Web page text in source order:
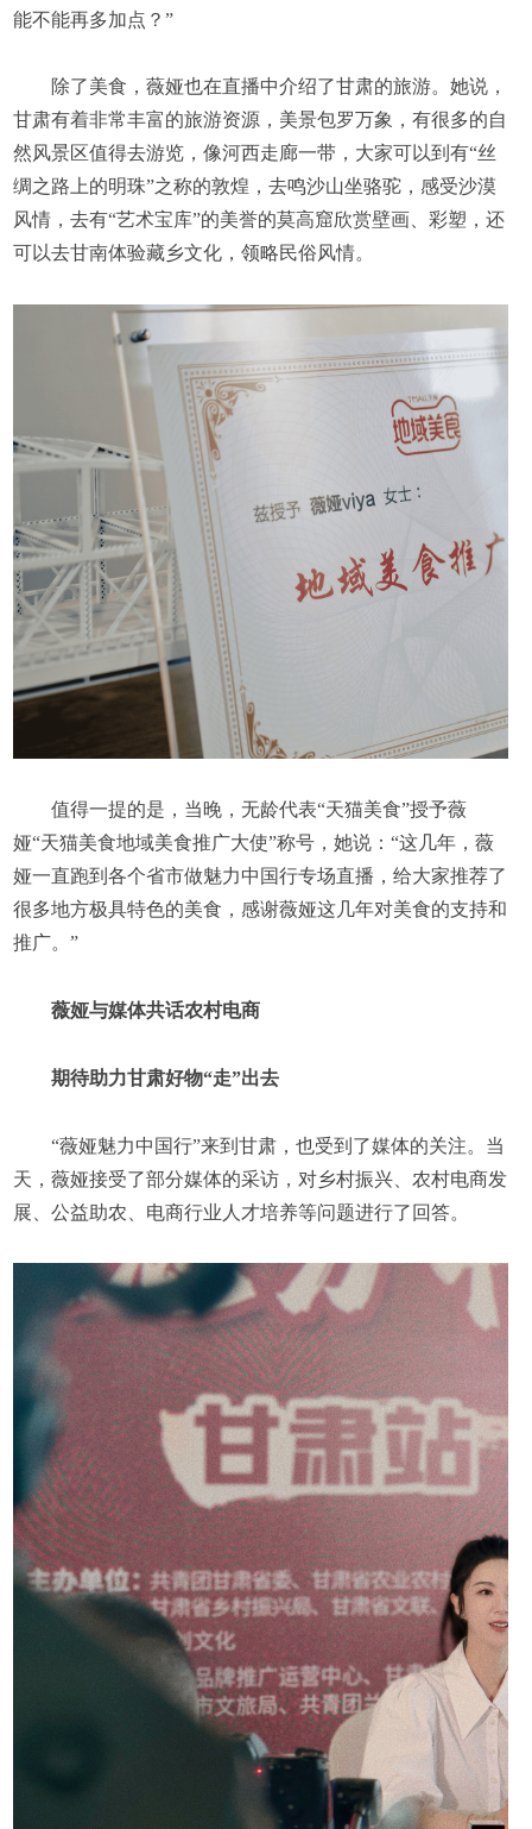
能不能再多加点？”
除了美食，薇娅也在直播中介绍了甘肃的旅游。她说，
甘肃有着非常丰富的旅游资源，美景包罗万象，有很多的自
然风景区值得去游览，像河西走廊一带，大家可以到有“丝
绸之路上的明珠”之称的敦煌，去鸣沙山坐骆驼，感受沙漠
风情，去有“艺术宝库”的美誉的莫高窟欣赏壁画、彩塑，还
可以去甘南体验藏乡文化，领略民俗风情。
值得一提的是，当晚，无龄代表“天猫美食”授予薇
娅“天猫美食地域美食推广大使”称号，她说：“这几年，薇
娅一直跑到各个省市做魅力中国行专场直播，给大家推荐了
很多地方极具特色的美食，感谢薇娅这几年对美食的支持和
推广。”
薇娅与媒体共话农村电商
期待助力甘肃好物“走”出去
“薇娅魅力中国行”来到甘肃，也受到了媒体的关注。当
天，薇娅接受了部分媒体的采访，对乡村振兴、农村电商发
展、公益助农、电商行业人才培养等问题进行了回答。